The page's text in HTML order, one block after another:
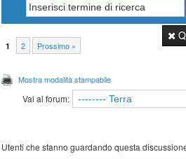
1 2 Prossimo »
Mostra modalità stampabile
Vai al forum:
Utenti che stanno guardando questa